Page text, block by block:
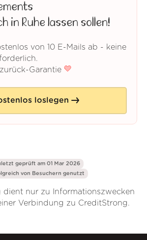
in Ruhe lassen sollen!
von 10 E-Mails ab - keine
Garantie
loslegen
geprüft am 01 Mar 2026
von Besuchern genutzt
dient nur zu Informationszwecken
Verbindung zu CreditStrong.